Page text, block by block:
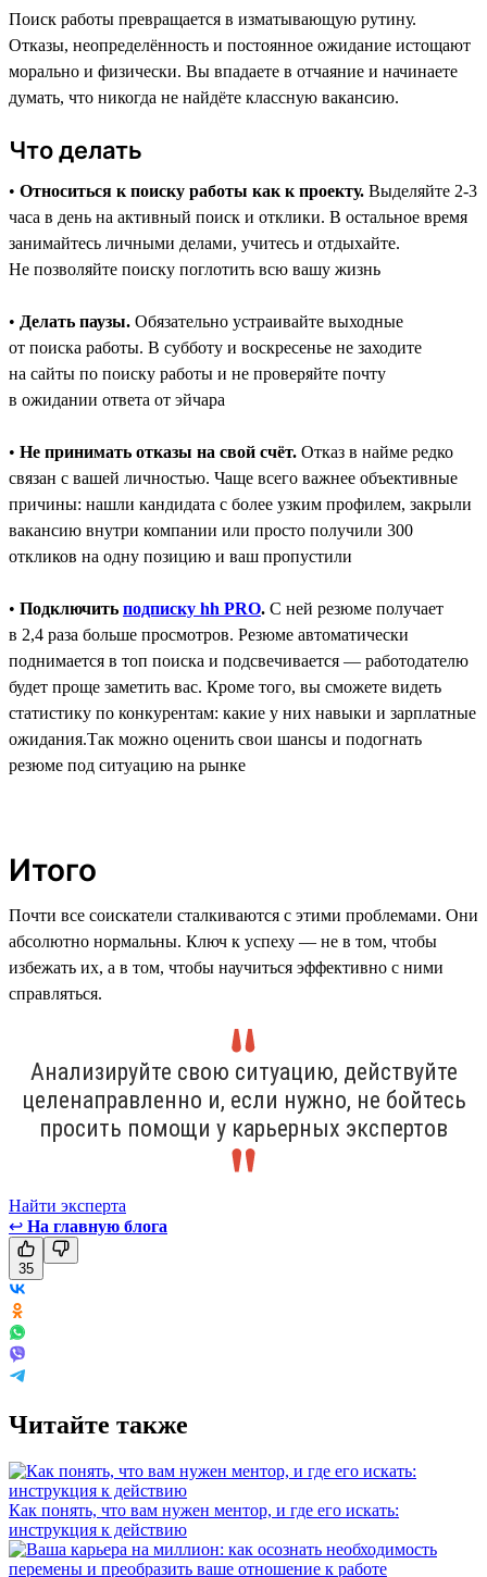
Поиск работы превращается в изматывающую рутину.
Отказы, неопределённость и постоянное ожидание истощают
морально и физически. Вы впадаете в отчаяние и начинаете
думать, что никогда не найдёте классную вакансию.
Что делать
• Относиться к поиску работы как к проекту. Выделяйте 2-3
часа в день на активный поиск и отклики. В остальное время
занимайтесь личными делами, учитесь и отдыхайте.
Не позволяйте поиску поглотить всю вашу жизнь
• Делать паузы. Обязательно устраивайте выходные
от поиска работы. В субботу и воскресенье не заходите
на сайты по поиску работы и не проверяйте почту
в ожидании ответа от эйчара
• Не принимать отказы на свой счёт. Отказ в найме редко
связан с вашей личностью. Чаще всего важнее объективные
причины: нашли кандидата с более узким профилем, закрыли
вакансию внутри компании или просто получили 300
откликов на одну позицию и ваш пропустили
• Подключить подписку hh PRO. C ней резюме получает
в 2,4 раза больше просмотров. Резюме автоматически
поднимается в топ поиска и подсвечивается ― работодателю
будет проще заметить вас. Кроме того, вы сможете видеть
статистику по конкурентам: какие у них навыки и зарплатные
ожидания.Так можно оценить свои шансы и подогнать
резюме под ситуацию на рынке
Итого
Почти все соискатели сталкиваются с этими проблемами. Они
абсолютно нормальны. Ключ к успеху — не в том, чтобы
избежать их, а в том, чтобы научиться эффективно с ними
справляться.
Анализируйте свою ситуацию, действуйте
целенаправленно и, если нужно, не бойтесь
просить помощи у карьерных экспертов
Найти эксперта
↩ На главную блога
35
Читайте также
Как понять, что вам нужен ментор, и где его искать:
инструкция к действию